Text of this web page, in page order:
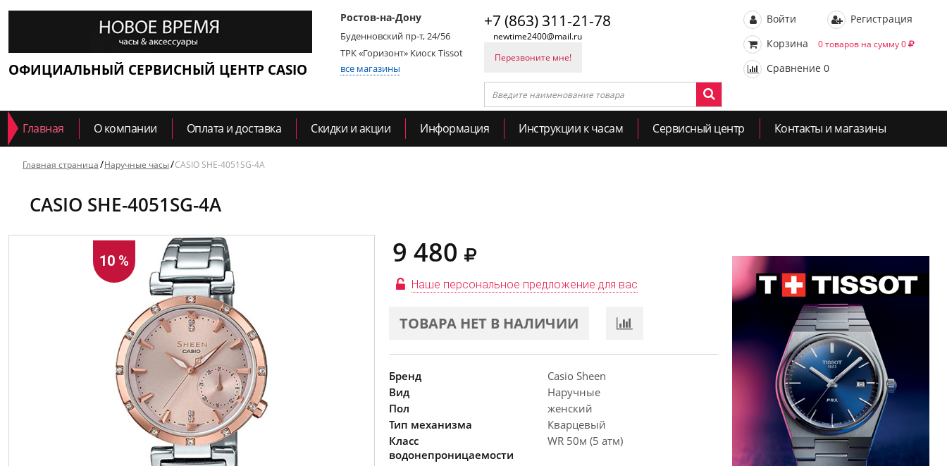
ОФИЦИАЛЬНЫЙ СЕРВИСНЫЙ ЦЕНТР CASIO
Ростов-на-Дону
Буденновский пр-т, 24/56
ТРК «Горизонт» Киоск Tissot
все магазины
+7 (863) 311-21-78
newtime2400@mail.ru
Перезвоните мне!
Войти
Регистрация
Корзина
0 товаров на сумму 0
Сравнение 0
Главная О компании Оплата и доставка Скидки и акции Информация Инструкции к часам Сервисный центр Контакты и магазины
Главная страница Наручные часы CASIO SHE-4051SG-4A
CASIO SHE-4051SG-4A
10 % 9 480
Наше персональное предложение для вас
ТОВАРА НЕТ В НАЛИЧИИ
Бренд
Casio Sheen
Вид
Наручные
Пол
женский
Тип механизма
Кварцевый
Класс
водонепроницаемости
WR 50м (5 атм)